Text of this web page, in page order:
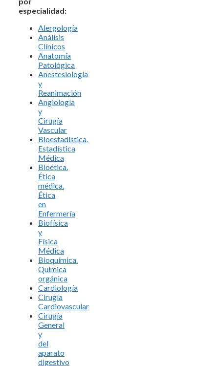
especialidad:
Alergología
Análisis
Clínicos
Anatomía
Patológica
Anestesiología
y
Reanimación
Angiología
y
Cirugía
Vascular
Bioestadística.
Estadística
Médica
Bioética.
Ética
médica.
Ética
en
Enfermería
Biofísica
y
Física
Médica
Bioquímica.
Química
orgánica
Cardiología
Cirugía
Cardiovascular
Cirugía
General
y
del
aparato
digestivo